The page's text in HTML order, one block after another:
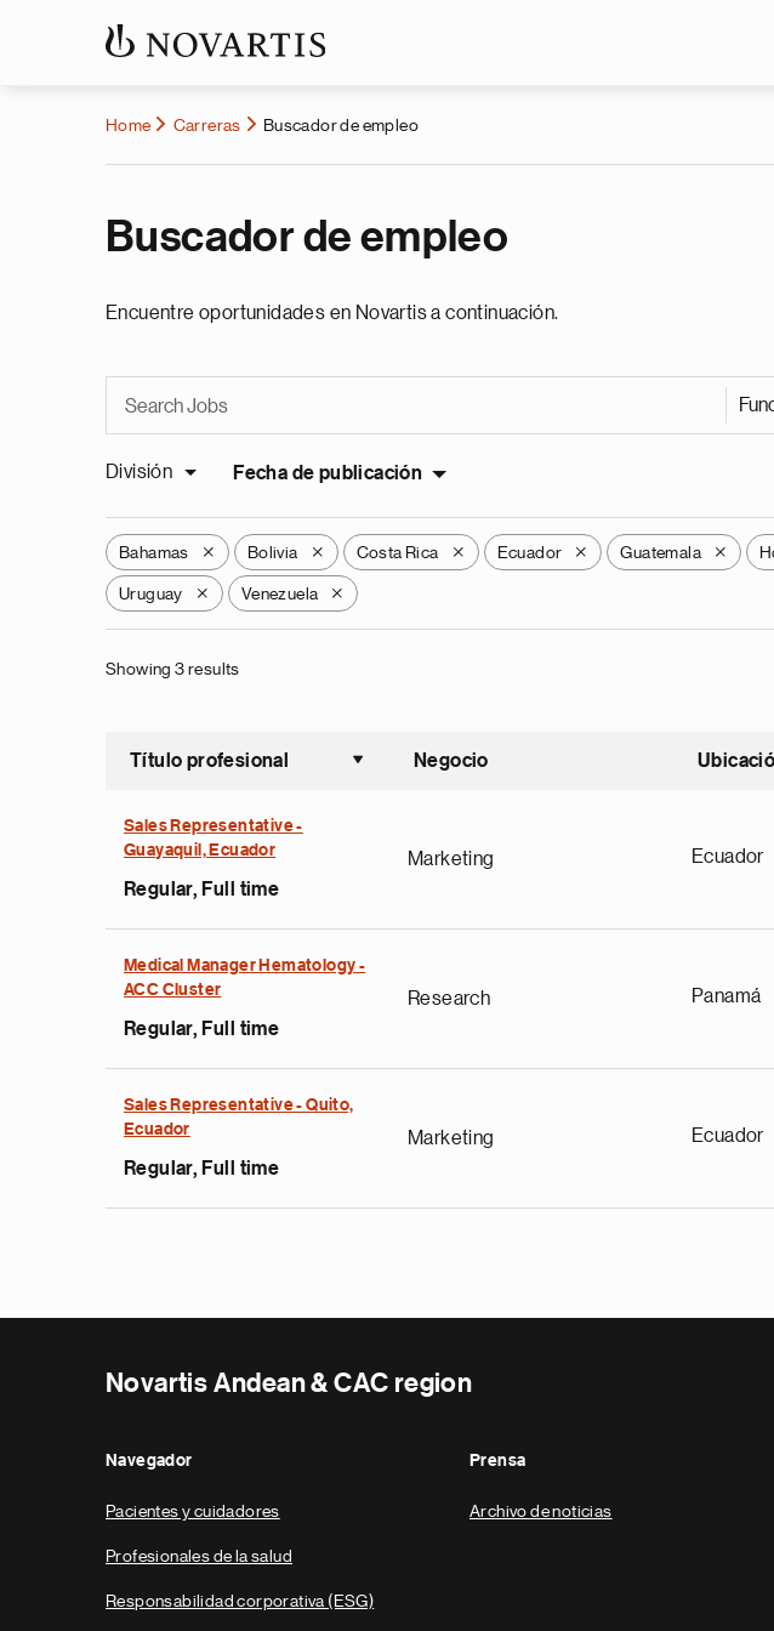
Home Carreras Buscador de empleo
Buscador de empleo
Encuentre oportunidades en Novartis a continuación.
División Fecha de publicación
Bahamas X Bolivia X Costa Rica X Ecuador X Guatemala X
Uruguay X Venezuela X
Showing 3 results
Título profesional
Ordenar ascendente
Negocio
Sales Representative -
Guayaquil, Ecuador
Regular, Full time
Marketing Ecuador
Medical Manager Hematology -
ACC Cluster
Regular, Full time
Research Panamá
Sales Representative - Quito,
Ecuador
Regular, Full time
Marketing Ecuador
Novartis Andean & CAC region
Navegador
Pacientes y cuidadores
Profesionales de la salud
Responsabilidad corporativa (ESG)
Prensa
Archivo de noticias